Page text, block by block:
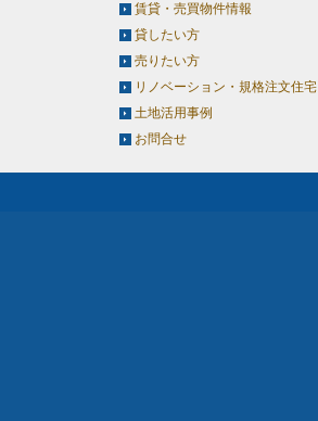
賃貸・売買物件情報
貸したい方
売りたい方
リノベーション・規格注文住宅
土地活用事例
お問合せ